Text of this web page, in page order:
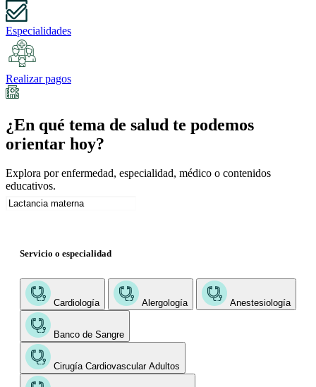
Especialidades
Realizar pagos
¿En qué tema de salud te podemos
orientar hoy?
Explora por enfermedad, especialidad, médico o contenidos
educativos.
Servicio o especialidad
Cardiología Alergología Anestesiología
Banco de Sangre
Cirugía Cardiovascular Adultos